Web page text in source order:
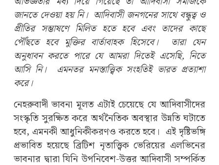
জানতে দেওয়া হয় নি। আদিবাসী জনগনের সাথে বন্ধুত্ব ও
প্রীতির সম্ভাষণে মিলিত হতে হবে এবং তাদের কাছে
পৌঁছতে হবে মুক্তির বার্তাবাহক হিসেবে। তারা যেন
অনুধাবন করতে পারে যে আমরা দিতেই এসেছি, নিতে
আসি নি। এমনতর মনস্তাত্ত্বিক সংহতিই ভারত প্রত্যাশা
করে।
নেহরুবাদী ভাবনা মূলত এটাই চেয়েছে যে আদিবাসীদের
সংস্কৃতি সুরক্ষিত করে অর্থনৈতিক অবস্থার উন্নতি ঘটাতে
হবে, এমনকী আধুনিকীকরণও করতে হবে। এই দৃষ্টিভঙ্গি
প্রভাবিত হয়েছে ব্রিটিশ নৃতাত্ত্বিক ভেরিয়ের এলভিনের
ভাবনার দ্বারা যিনি উপনিবেশ-উত্তর আদিবাসী সম্পর্কিত